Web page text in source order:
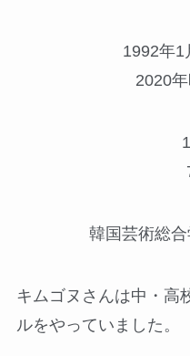
1992年1
2020
韓国芸術総
キムゴヌさんは中・高
ルをやっていました。